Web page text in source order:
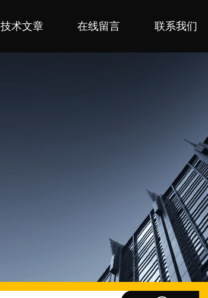
技术文章 在线留言 联系我们